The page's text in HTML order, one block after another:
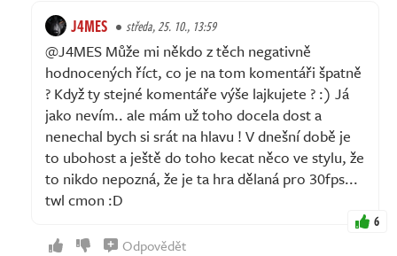
J4MES středa, 25. 10., 13:59
@J4MES Může mi někdo z těch negativně
hodnocených říct, co je na tom komentáři špatně
? Když ty stejné komentáře výše lajkujete ? :) Já
jako nevím.. ale mám už toho docela dost a
nenechal bych si srát na hlavu ! V dnešní době je
to ubohost a ještě do toho kecat něco ve stylu, že
to nikdo nepozná, že je ta hra dělaná pro 30fps...
twl cmon :D
6
Odpovědět